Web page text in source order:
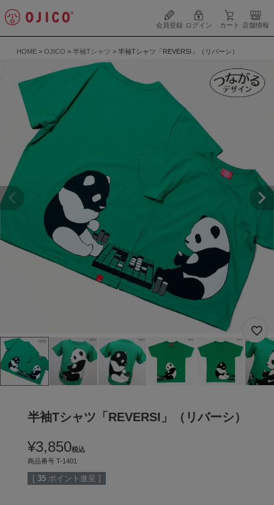
会員登録 ログイン カート 店舗情報
HOME OJICO 半袖Tシャツ 半袖Tシャツ「REVERSI」（リバーシ）
半袖Tシャツ「REVERSI」（リバーシ）
¥3,850税込
商品番号 T-1401
[ 35 ポイント進呈 ]